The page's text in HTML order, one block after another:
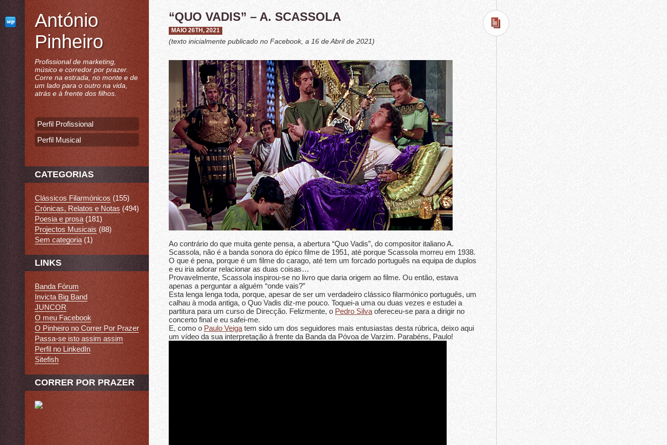
“QUO VADIS” – A. SCASSOLA
MAIO 26TH, 2021
(texto inicialmente publicado no Facebook, a 16 de Abril de 2021)
Ao contrário do que muita gente pensa, a abertura “Quo Vadis”, do compositor italiano A.
Scassola, não é a banda sonora do épico filme de 1951, até porque Scassola morreu em 1938.
O que é pena, porque é um filme do carago, até tem um forcado português na equipa de duplos
e eu iria adorar relacionar as duas coisas…
Provavelmente, Scassola inspirou-se no livro que daria origem ao filme. Ou então, estava
apenas a perguntar a alguém “onde vais?”
Esta lenga lenga toda, porque, apesar de ser um verdadeiro clássico filarmónico português, um
calhau à moda antiga, o Quo Vadis diz-me pouco. Toquei-a uma ou duas vezes e estudei a
partitura para um curso de Direcção. Felizmente, o Pedro Silva ofereceu-se para a dirigir no
concerto final e eu safei-me.
E, como o Paulo Veiga tem sido um dos seguidores mais entusiastas desta rúbrica, deixo aqui
um vídeo da sua interpretação à frente da Banda da Póvoa de Varzim. Parabéns, Paulo!
António
Pinheiro
Profissional de marketing,
músico e corredor por prazer.
Corre na estrada, no monte e de
um lado para o outro na vida,
atrás e à frente dos filhos.
Perfil Profissional
Perfil Musical
CATEGORIAS
Clássicos Filarmónicos (155)
Crónicas, Relatos e Notas (494)
Poesia e prosa (181)
Projectos Musicais (88)
Sem categoria (1)
LINKS
Banda Fórum
Invicta Big Band
JUNCOR
O meu Facebook
O Pinheiro no Correr Por Prazer
Passa-se isto assim assim
Perfil no LinkedIn
Sitefish
CORRER POR PRAZER